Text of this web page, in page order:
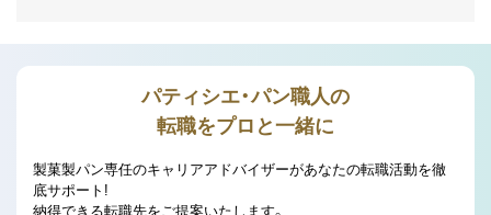
パティシエ・パン職人の
転職をプロと一緒に
製菓製パン専任のキャリアアドバイザーがあなたの転職活動を徹
底サポート!
納得できる転職先をご提案いたします。